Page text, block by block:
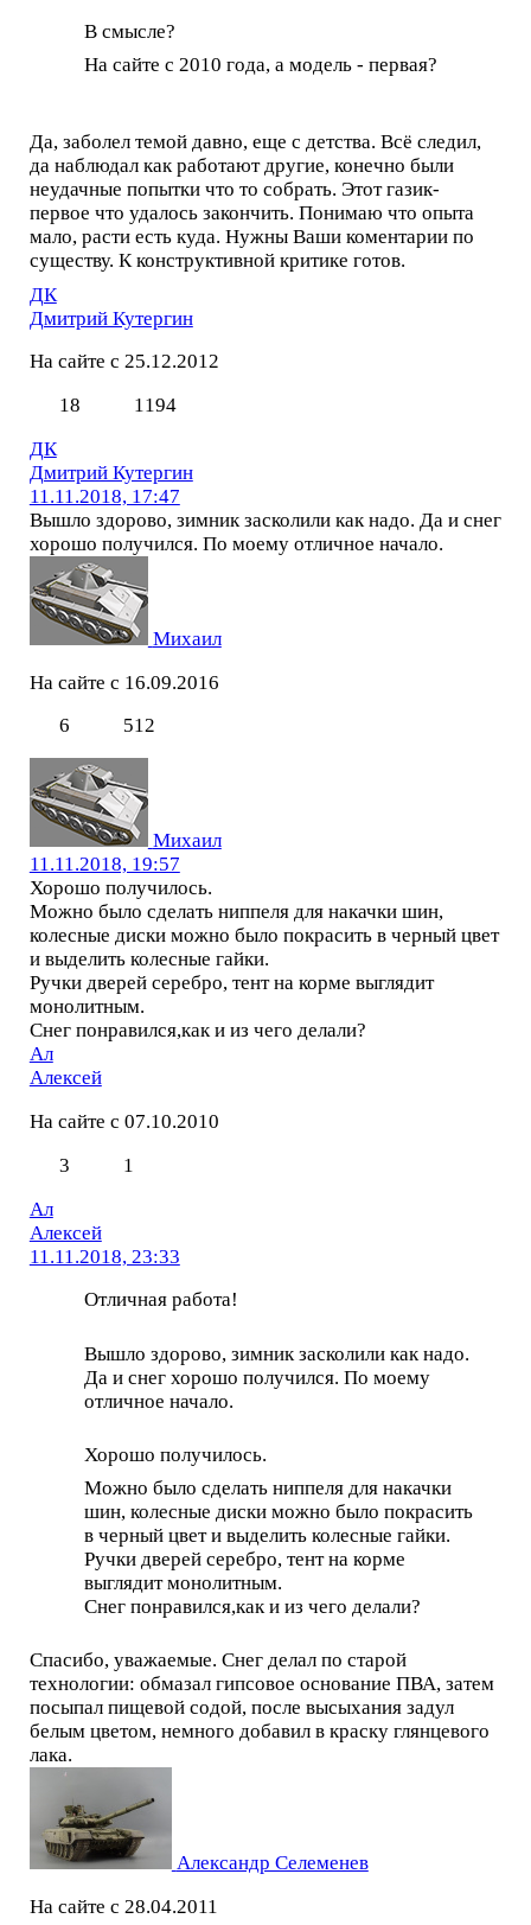
В смысле?
На сайте с 2010 года, а модель - первая?
Да, заболел темой давно, еще с детства. Всё следил,
да наблюдал как работают другие, конечно были
неудачные попытки что то собрать. Этот газик-
первое что удалось закончить. Понимаю что опыта
мало, расти есть куда. Нужны Ваши коментарии по
существу. К конструктивной критике готов.
ДК
Дмитрий Кутергин
На сайте с 25.12.2012
18
1194
ДК
Дмитрий Кутергин
11.11.2018, 17:47
Вышло здорово, зимник засколили как надо. Да и снег
хорошо получился. По моему отличное начало.
Михаил
На сайте с 16.09.2016
6
512
Михаил
11.11.2018, 19:57
Хорошо получилось.
Можно было сделать ниппеля для накачки шин,
колесные диски можно было покрасить в черный цвет
и выделить колесные гайки.
Ручки дверей серебро, тент на корме выглядит
монолитным.
Снег понравился,как и из чего делали?
Ал
Алексей
На сайте с 07.10.2010
3
1
Ал
Алексей
11.11.2018, 23:33
Отличная работа!
Вышло здорово, зимник засколили как надо.
Да и снег хорошо получился. По моему
отличное начало.
Хорошо получилось.
Можно было сделать ниппеля для накачки
шин, колесные диски можно было покрасить
в черный цвет и выделить колесные гайки.
Ручки дверей серебро, тент на корме
выглядит монолитным.
Снег понравился,как и из чего делали?
Спасибо, уважаемые. Снег делал по старой
технологии: обмазал гипсовое основание ПВА, затем
посыпал пищевой содой, после высыхания задул
белым цветом, немного добавил в краску глянцевого
лака.
Александр Селеменев
На сайте с 28.04.2011